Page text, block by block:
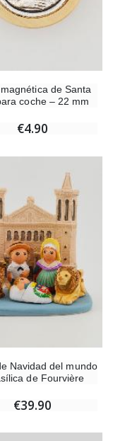
de Santa
coche – 22 mm
€4.90
Navidad del mundo
de Fourvière
€39.90